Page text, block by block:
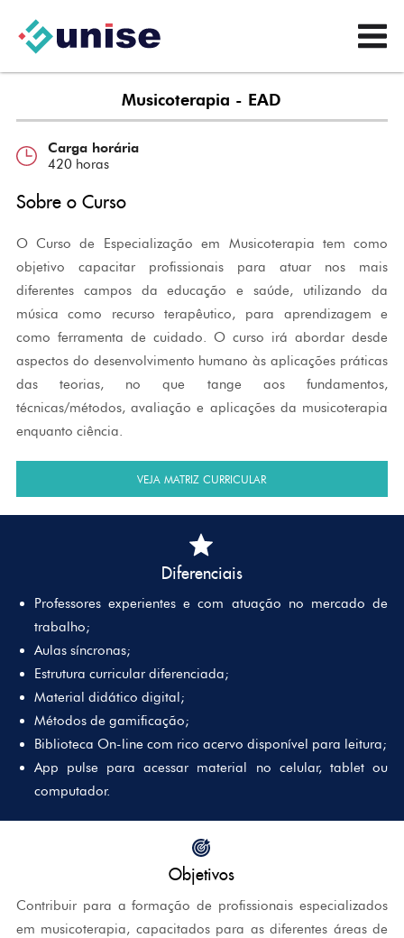
Musicoterapia - EAD
Carga horária
420 horas
Sobre o Curso
O Curso de Especialização em Musicoterapia tem como
objetivo capacitar profissionais para atuar nos mais
diferentes campos da educação e saúde, utilizando da
música como recurso terapêutico, para aprendizagem e
como ferramenta de cuidado. O curso irá abordar desde
aspectos do desenvolvimento humano às aplicações práticas
das teorias, no que tange aos fundamentos,
técnicas/métodos, avaliação e aplicações da musicoterapia
enquanto ciência.
VEJA MATRIZ CURRICULAR
Diferenciais
Professores experientes e com atuação no mercado de
trabalho;
Aulas síncronas;
Estrutura curricular diferenciada;
Material didático digital;
Métodos de gamificação;
Biblioteca On-line com rico acervo disponível para leitura;
App pulse para acessar material no celular, tablet ou
computador.
Objetivos
Contribuir para a formação de profissionais especializados
em musicoterapia, capacitados para as diferentes áreas de